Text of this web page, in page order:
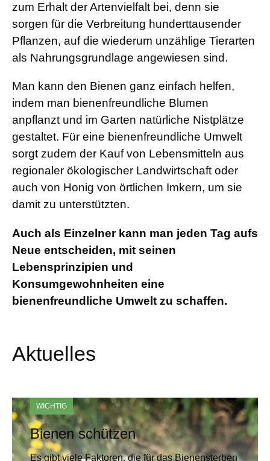
zum Erhalt der Artenvielfalt bei, denn sie
sorgen für die Verbreitung hunderttausender
Pflanzen, auf die wiederum unzählige Tierarten
als Nahrungsgrundlage angewiesen sind.
Man kann den Bienen ganz einfach helfen,
indem man bienenfreundliche Blumen
anpflanzt und im Garten natürliche Nistplätze
gestaltet. Für eine bienenfreundliche Umwelt
sorgt zudem der Kauf von Lebensmitteln aus
regionaler ökologischer Landwirtschaft oder
auch von Honig von örtlichen Imkern, um sie
damit zu unterstützten.
Auch als Einzelner kann man jeden Tag aufs
Neue entscheiden, mit seinen
Lebensprinzipien und
Konsumgewohnheiten eine
bienenfreundliche Umwelt zu schaffen.
Aktuelles
WICHTIG
Bienen schützen
Es gibt viele Faktoren, die für das Bienensterben